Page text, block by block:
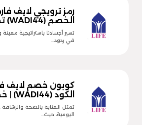
رمز ترويجي لايف
الخصم (WADI44) تخفيض 40%…
تسير أجسادنا باستراتيجية معينة
في ردود…
كوبون خصم لايف
الكود (WADI44) | خصم…
تمثل العناية بالصحة والرشاقة
اليومية، حيث…